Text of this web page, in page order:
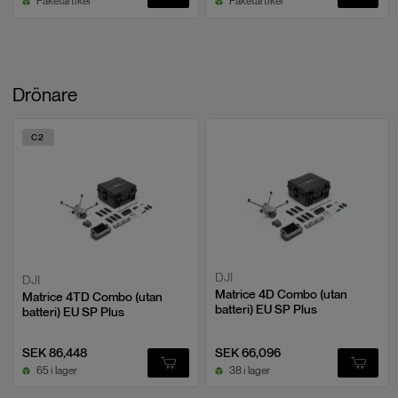
Drönare
C2
DJI
Matrice 4TD Combo (utan
batteri) EU SP Plus
SEK 86,448
65 i lager
DJI
Matrice 4D Combo (utan
batteri) EU SP Plus
SEK 66,096
38 i lager